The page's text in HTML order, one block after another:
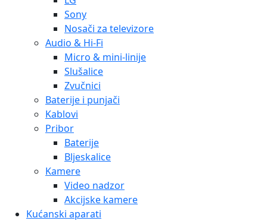
Sony
Nosači za televizore
Audio & Hi-Fi
Micro & mini-linije
Slušalice
Zvučnici
Baterije i punjači
Kablovi
Pribor
Baterije
Bljeskalice
Kamere
Video nadzor
Akcijske kamere
Kućanski aparati